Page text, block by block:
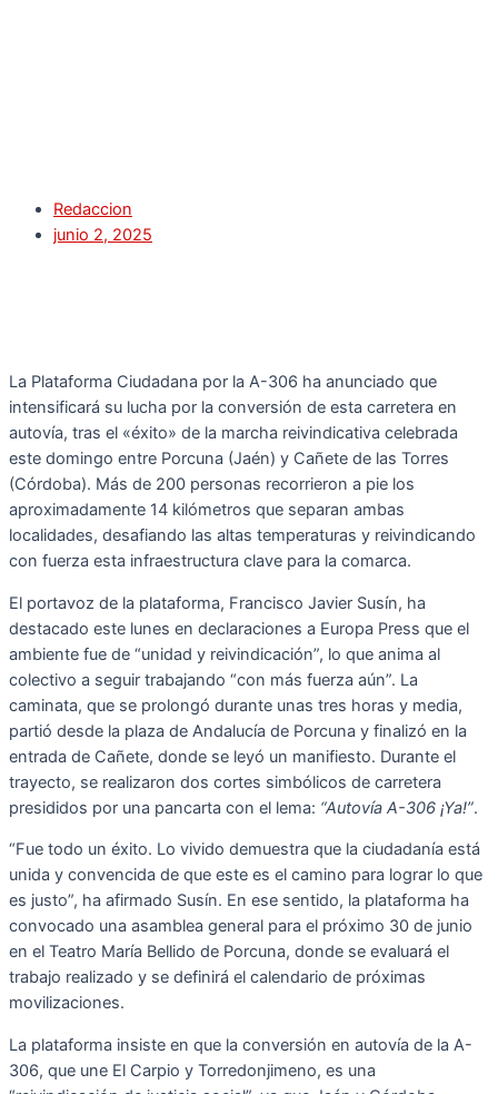
Redaccion
junio 2, 2025
La Plataforma Ciudadana por la A-306 ha anunciado que
intensificará su lucha por la conversión de esta carretera en
autovía, tras el «éxito» de la marcha reivindicativa celebrada
este domingo entre Porcuna (Jaén) y Cañete de las Torres
(Córdoba). Más de 200 personas recorrieron a pie los
aproximadamente 14 kilómetros que separan ambas
localidades, desafiando las altas temperaturas y reivindicando
con fuerza esta infraestructura clave para la comarca.
El portavoz de la plataforma, Francisco Javier Susín, ha
destacado este lunes en declaraciones a Europa Press que el
ambiente fue de “unidad y reivindicación”, lo que anima al
colectivo a seguir trabajando “con más fuerza aún”. La
caminata, que se prolongó durante unas tres horas y media,
partió desde la plaza de Andalucía de Porcuna y finalizó en la
entrada de Cañete, donde se leyó un manifiesto. Durante el
trayecto, se realizaron dos cortes simbólicos de carretera
presididos por una pancarta con el lema: “Autovía A-306 ¡Ya!”.
“Fue todo un éxito. Lo vivido demuestra que la ciudadanía está
unida y convencida de que este es el camino para lograr lo que
es justo”, ha afirmado Susín. En ese sentido, la plataforma ha
convocado una asamblea general para el próximo 30 de junio
en el Teatro María Bellido de Porcuna, donde se evaluará el
trabajo realizado y se definirá el calendario de próximas
movilizaciones.
La plataforma insiste en que la conversión en autovía de la A-
306, que une El Carpio y Torredonjimeno, es una